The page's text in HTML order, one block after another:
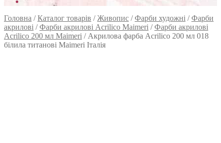
Головна /Каталог товарів /Живопис /Фарби художні /Фарби
акрилові /Фарби акрилові Acrilico Maimeri /Фарби акрилові
Acrilico 200 мл Maimeri / Акрилова фарба Acrilico 200 мл 018
білила титанові Maimeri Італія